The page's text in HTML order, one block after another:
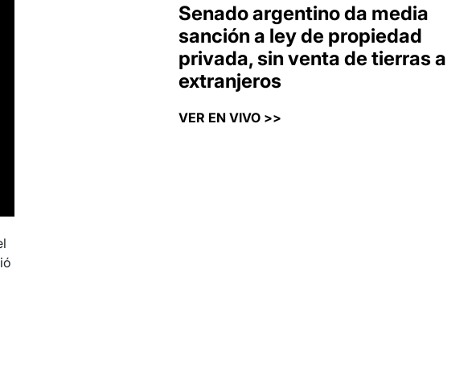
Senado argentino da media
sanción a ley de propiedad
privada, sin venta de tierras a
extranjeros
VER EN VIVO >>